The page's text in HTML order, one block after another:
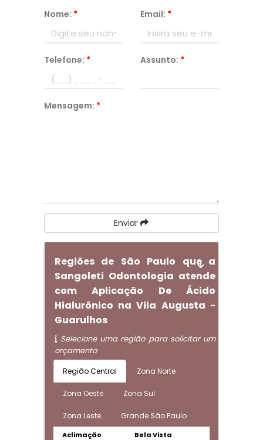
Nome: * Email: *
Telefone: * Assunto: *
Mensagem: *
Enviar
Regiões de São Paulo que a
Sangoleti Odontologia atende
com Aplicação De Ácido
Hialurônico na Vila Augusta -
Guarulhos
Selecione uma região para solicitar um
orçamento
Região Central Zona Norte
Zona Oeste Zona Sul
Zona Leste Grande São Paulo
Aclimação
Bela Vista